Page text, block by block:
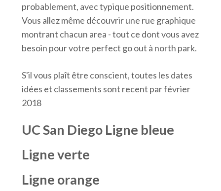
probablement, avec typique positionnement.
Vous allez même découvrir une rue graphique
montrant chacun area - tout ce dont vous avez
besoin pour votre perfect go out à north park.
S'il vous plaît être conscient, toutes les dates
idées et classements sont recent par février
2018
UC San Diego Ligne bleue
Ligne verte
Ligne orange